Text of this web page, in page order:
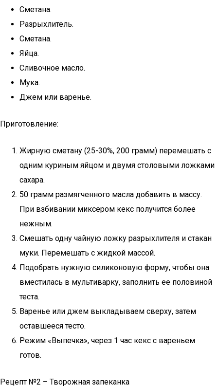
Сметана.
Разрыхлитель.
Сметана.
Яйца.
Сливочное масло.
Мука.
Джем или варенье.
Приготовление:
Жирную сметану (25-30%, 200 грамм) перемешать с
одним куриным яйцом и двумя столовыми ложками
сахара.
50 грамм размягченного масла добавить в массу.
При взбивании миксером кекс получится более
нежным.
Смешать одну чайную ложку разрыхлителя и стакан
муки. Перемешать с жидкой массой.
Подобрать нужную силиконовую форму, чтобы она
вместилась в мультиварку, заполнить ее половиной
теста.
Варенье или джем выкладываем сверху, затем
оставшееся тесто.
Режим «Выпечка», через 1 час кекс с вареньем
готов.
Рецепт №2 – Творожная запеканка